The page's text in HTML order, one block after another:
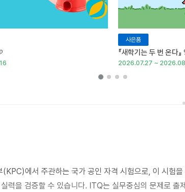
사은품
『새학기는 두 번 온다
2026.07.27 ~
에서 주관하는 국가 공인 자격 시험으로, 이 시험을
력을 검증할 수 있습니다. ITQ는 실무중심의 문제로 출